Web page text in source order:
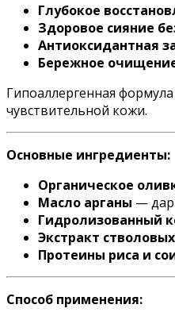
Глубокое
Здоровое сияние
Антиоксидантная
Бережное
Гипоаллергенная
чувствительной кожи.
Основные ингредиенты:
Органическое
Масло арганы —
Гидролизованный
Экстракт
Протеины риса и
Способ применения: